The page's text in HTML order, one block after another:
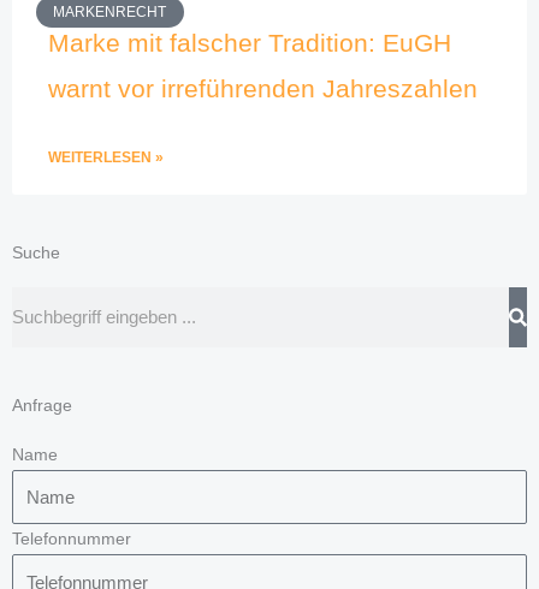
MARKENRECHT
Marke mit falscher Tradition: EuGH
warnt vor irreführenden Jahreszahlen
WEITERLESEN »
Suche
Anfrage
Name
Telefonnummer